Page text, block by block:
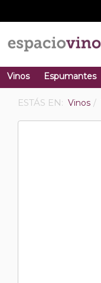
Vinos Espumantes
ESTÁS EN: Vinos